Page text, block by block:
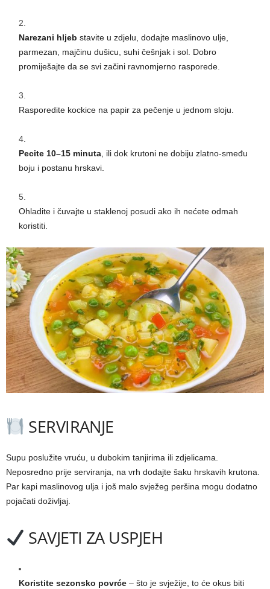
Narezani hljeb stavite u zdjelu, dodajte maslinovo ulje,
parmezan, majčinu dušicu, suhi češnjak i sol. Dobro
promiješajte da se svi začini ravnomjerno rasporede.
Rasporedite kockice na papir za pečenje u jednom sloju.
Pecite 10–15 minuta , ili dok krutoni ne dobiju zlatno-smeđu
boju i postanu hrskavi.
Ohladite i čuvajte u staklenoj posudi ako ih nećete odmah
koristiti.
SERVIRANJE
Supu poslužite vruću, u dubokim tanjirima ili zdjelicama.
Neposredno prije serviranja, na vrh dodajte šaku hrskavih krutona.
Par kapi maslinovog ulja i još malo svježeg peršina mogu dodatno
pojačati doživljaj.
SAVJETI ZA USPJEH
Koristite sezonsko povrće – što je svježije, to će okus biti